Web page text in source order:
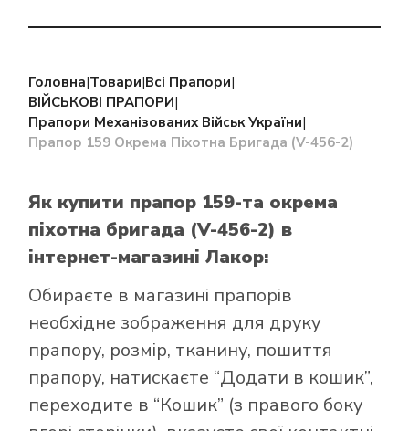
Головна|Товари|Всі Прапори|
ВІЙСЬКОВІ ПРАПОРИ|
Прапори Механізованих Військ України|
Прапор 159 Окрема Піхотна Бригада (V-456-2)
Як купити прапор 159-та окрема
піхотна бригада (V-456-2) в
інтернет-магазині Лакор:
Обираєте в магазині прапорів
необхідне зображення для друку
прапору, розмір, тканину, пошиття
прапору, натискаєте “Додати в кошик”,
переходите в “Кошик” (з правого боку